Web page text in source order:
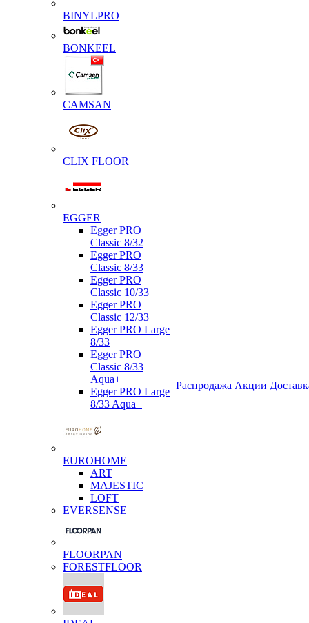
BINYLPRO
BONKEEL
CAMSAN
CLIX FLOOR
EGGER
Egger PRO
Classic 8/32
Egger PRO
Classic 8/33
Egger PRO
Classic 10/33
Egger PRO
Classic 12/33
Egger PRO Large
8/33
Egger PRO
Classic 8/33
Aqua+
Egger PRO Large
8/33 Aqua+
EUROHOME
ART
MAJESTIC
LOFT
EVERSENSE
FLOORPAN
FORESTFLOOR
Распродажа Акции